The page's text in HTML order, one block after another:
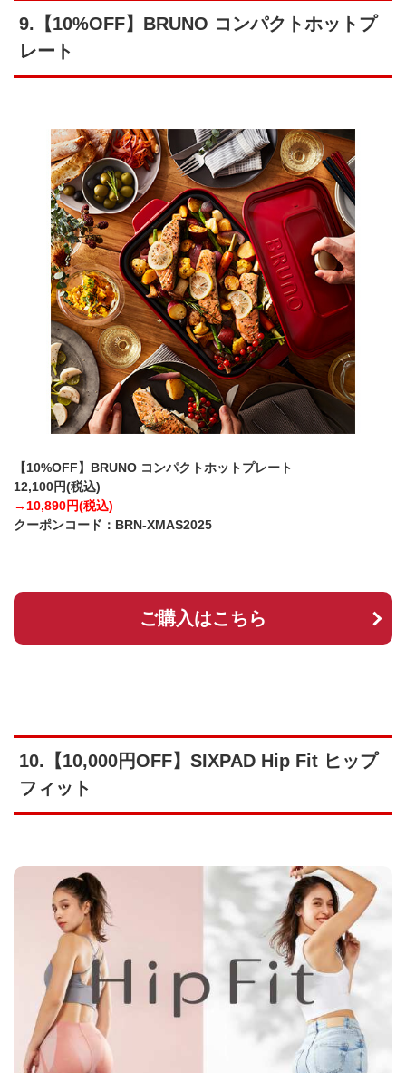
9.【10%OFF】BRUNO コンパクトホットプ
レート
【10%OFF】BRUNO コンパクトホットプレート
12,100円(税込)
→10,890円(税込)
クーポンコード：BRN-XMAS2025
ご購入はこちら
10.【10,000円OFF】SIXPAD Hip Fit ヒップ
フィット